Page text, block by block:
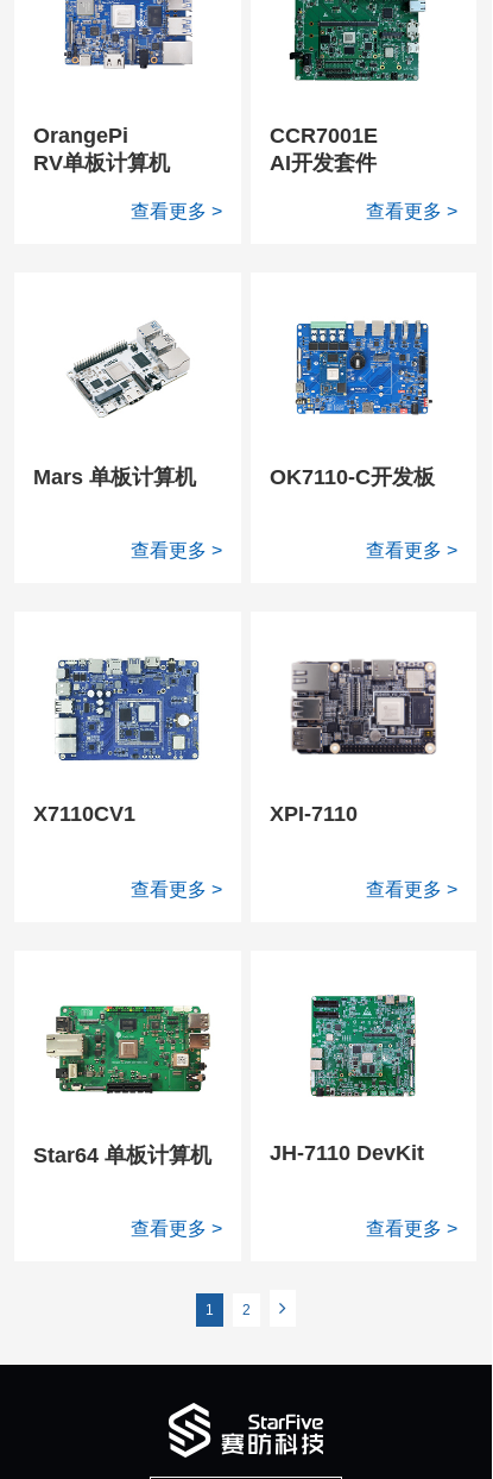
OrangePi
RV单板计算机
查看更多 >
CCR7001E
AI开发套件
查看更多 >
Mars 单板计算机
查看更多 >
OK7110-C开发板
查看更多 >
X7110CV1
查看更多 >
XPI-7110
查看更多 >
Star64 单板计算机
查看更多 >
JH-7110 DevKit
查看更多 >
1 2